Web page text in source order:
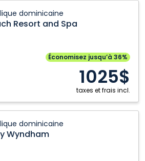
dominicaine
Resort and Spa
Économisez jusqu’à 36%
1025$
taxes et frais incl.
dominicaine
Wyndham